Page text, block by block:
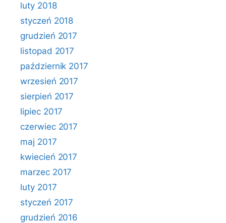
luty 2018
styczeń 2018
grudzień 2017
listopad 2017
październik 2017
wrzesień 2017
sierpień 2017
lipiec 2017
czerwiec 2017
maj 2017
kwiecień 2017
marzec 2017
luty 2017
styczeń 2017
grudzień 2016